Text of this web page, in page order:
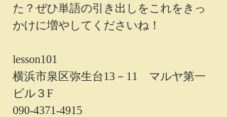
た？ぜひ単語の引き出しをこれをきっ
かけに増やしてくださいね！
lesson101
横浜市泉区弥生台13－11　マルヤ第一
ビル３F
090-4371-4915